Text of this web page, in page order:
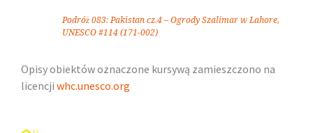
Podróż 083: Pakistan cz.4 – Ogrody Szalimar w Lahore,
UNESCO #114 (171-002)
Opisy obiektów oznaczone kursywą zamieszczono na
licencji whc.unesco.org